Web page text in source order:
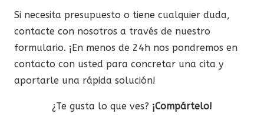
Si necesita presupuesto o tiene cualquier duda,
contacte con nosotros a través de nuestro
formulario. ¡En menos de 24h nos pondremos en
contacto con usted para concretar una cita y
aportarle una rápida solución!
¿Te gusta lo que ves? ¡Compártelo!